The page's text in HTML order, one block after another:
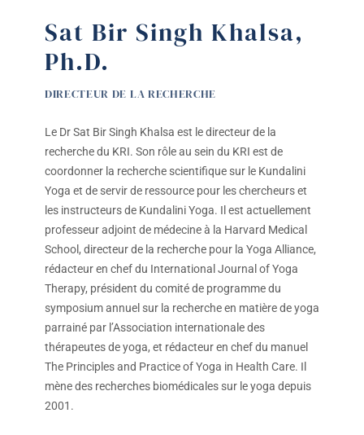
Sat Bir Singh Khalsa,
Ph.D.
DIRECTEUR DE LA RECHERCHE
Le Dr Sat Bir Singh Khalsa est le directeur de la
recherche du KRI. Son rôle au sein du KRI est de
coordonner la recherche scientifique sur le Kundalini
Yoga et de servir de ressource pour les chercheurs et
les instructeurs de Kundalini Yoga. Il est actuellement
professeur adjoint de médecine à la Harvard Medical
School, directeur de la recherche pour la Yoga Alliance,
rédacteur en chef du International Journal of Yoga
Therapy, président du comité de programme du
symposium annuel sur la recherche en matière de yoga
parrainé par l’Association internationale des
thérapeutes de yoga, et rédacteur en chef du manuel
The Principles and Practice of Yoga in Health Care. Il
mène des recherches biomédicales sur le yoga depuis
2001.